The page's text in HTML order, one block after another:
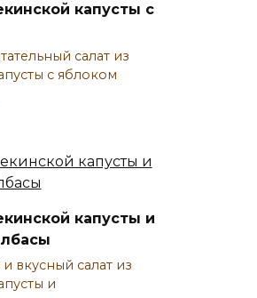
капусты с
салат из
с яблоком
капусты и
вкусный салат из
и